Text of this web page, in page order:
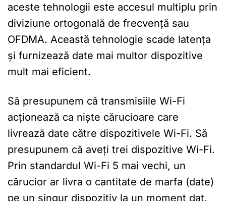
aceste tehnologii este accesul multiplu prin
diviziune ortogonală de frecvență sau
OFDMA. Această tehnologie scade latența
și furnizează date mai multor dispozitive
mult mai eficient.
Să presupunem că transmisiile Wi-Fi
acționează ca niște cărucioare care
livrează date către dispozitivele Wi-Fi. Să
presupunem că aveți trei dispozitive Wi-Fi.
Prin standardul Wi-Fi 5 mai vechi, un
cărucior ar livra o cantitate de marfa (date)
pe un singur dispozitiv la un moment dat.